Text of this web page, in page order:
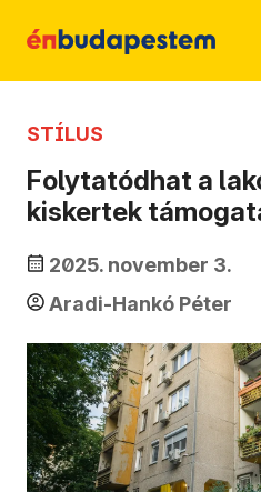
STÍLUS
Folytatódhat a
kiskertek
2025. november 3.
Aradi-Hankó Péter